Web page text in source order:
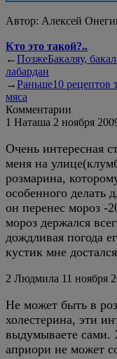
Автор: Алексей
Кто это такой?..
←ПозжеБакаляу,
лабардан
→Раньше10 рецептов
мяса
Комментарии
1 Наташа 2 ноября
Очень интересная
меня на
розмарина,
особенного делать
он перенес мороз -
мороз держался
дождливая погода
кустик мне
2 Людмила 11 ноября
Не может быть в
холестерина, эти
выдумываете
априори не может